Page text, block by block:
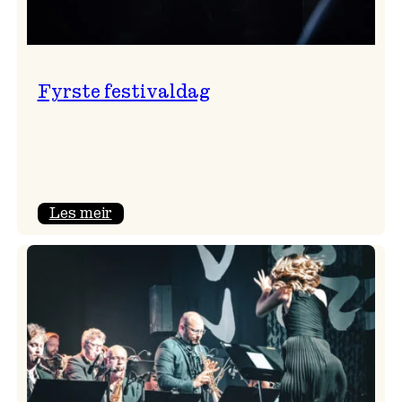
Fyrste festivaldag
Les meir: